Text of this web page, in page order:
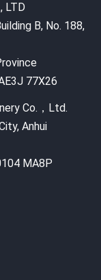
LTD
B, No. 188,
77X26
Co.，Ltd.
Anhui
MA8P